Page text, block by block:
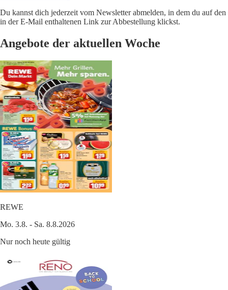
Du kannst dich jederzeit vom Newsletter abmelden, in dem du auf den
in der E-Mail enthaltenen Link zur Abbestellung klickst.
Angebote der aktuellen Woche
REWE
Mo. 3.8. - Sa. 8.8.2026
Nur noch heute gültig